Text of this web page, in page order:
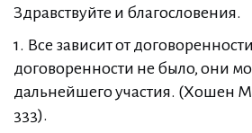
Здравствуйте и благословения.
1. Все зависит от
договоренности не было, они
дальнейшего участия. (Хошен
333).